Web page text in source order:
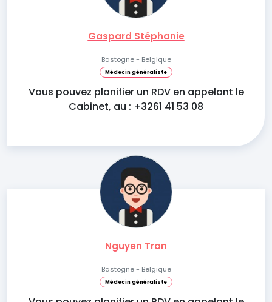
Gaspard Stéphanie
Bastogne - Belgique
Médecin généraliste
Vous pouvez planifier un RDV en appelant le
Cabinet, au : +3261 41 53 08
Nguyen Tran
Bastogne - Belgique
Médecin généraliste